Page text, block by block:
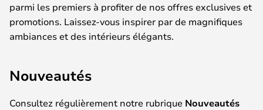
parmi les premiers à profiter de nos offres exclusives et
promotions. Laissez-vous inspirer par de magnifiques
ambiances et des intérieurs élégants.
Nouveautés
Consultez régulièrement notre rubrique Nouveautés